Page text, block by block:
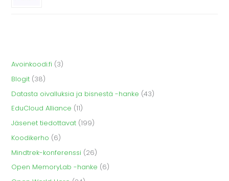
Avoinkoodi.fi (3)
Blogit (38)
Datasta oivalluksia ja bisnestä -hanke (43)
EduCloud Alliance (11)
Jäsenet tiedottavat (199)
Koodikerho (6)
Mindtrek-konferenssi (26)
Open MemoryLab -hanke (6)